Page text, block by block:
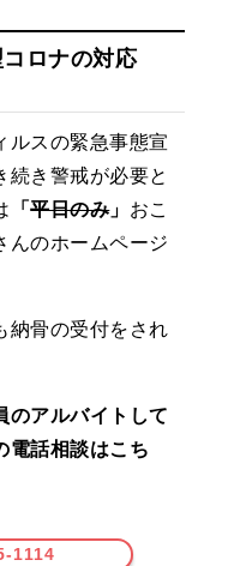
ロナの対応
ルスの緊急事態宣
続き警戒が必要と
「平日のみ」 おこ
んのホームページ
納骨の受付をされ
のアルバイトして
電話相談はこち
1114